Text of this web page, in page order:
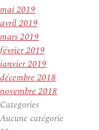
mai 2019
avril 2019
mars 2019
février 2019
janvier 2019
décembre 2018
novembre 2018
Categories
Aucune catégorie